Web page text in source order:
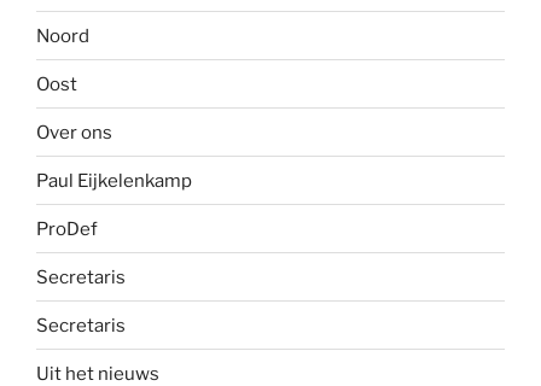
Noord
Oost
Over ons
Paul Eijkelenkamp
ProDef
Secretaris
Secretaris
Uit het nieuws